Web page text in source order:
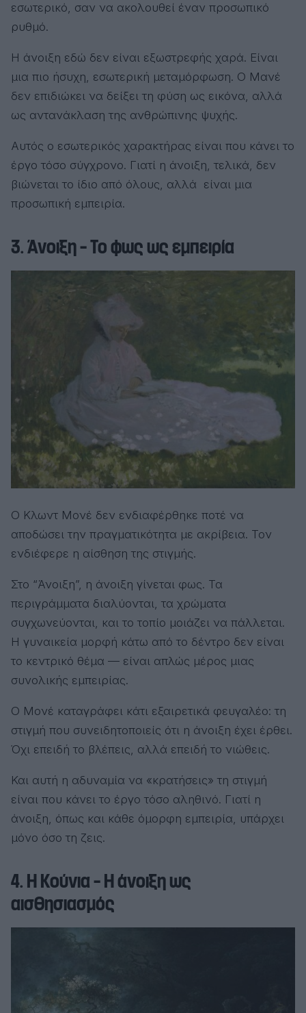
εσωτερικό, σαν να ακολουθεί έναν προσωπικό
ρυθμό.
Η άνοιξη εδώ δεν είναι εξωστρεφής χαρά. Είναι
μια πιο ήσυχη, εσωτερική μεταμόρφωση. Ο Μανέ
δεν επιδιώκει να δείξει τη φύση ως εικόνα, αλλά
ως αντανάκλαση της ανθρώπινης ψυχής.
Αυτός ο εσωτερικός χαρακτήρας είναι που κάνει το
έργο τόσο σύγχρονο. Γιατί η άνοιξη, τελικά, δεν
βιώνεται το ίδιο από όλους, αλλά είναι μια
προσωπική εμπειρία.
3. Άνοιξη – Το φως ως εμπειρία
Ο Κλωντ Μονέ δεν ενδιαφέρθηκε ποτέ να
αποδώσει την πραγματικότητα με ακρίβεια. Τον
ενδιέφερε η αίσθηση της στιγμής.
Στο “Άνοιξη”, η άνοιξη γίνεται φως. Τα
περιγράμματα διαλύονται, τα χρώματα
συγχωνεύονται, και το τοπίο μοιάζει να πάλλεται.
Η γυναικεία μορφή κάτω από το δέντρο δεν είναι
το κεντρικό θέμα — είναι απλώς μέρος μιας
συνολικής εμπειρίας.
Ο Μονέ καταγράφει κάτι εξαιρετικά φευγαλέο: τη
στιγμή που συνειδητοποιείς ότι η άνοιξη έχει έρθει.
Όχι επειδή το βλέπεις, αλλά επειδή το νιώθεις.
Και αυτή η αδυναμία να «κρατήσεις» τη στιγμή
είναι που κάνει το έργο τόσο αληθινό. Γιατί η
άνοιξη, όπως και κάθε όμορφη εμπειρία, υπάρχει
μόνο όσο τη ζεις.
4. Η Κούνια – Η άνοιξη ως
αισθησιασμός